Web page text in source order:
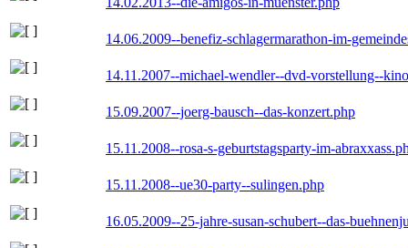
14.06.2009--benefiz-schlagermarathon-im-
14.11.2007--michael-wendler--dvd-vorstellung--
15.09.2007--joerg-bausch--das-konzert.php
15.11.2008--rosa-s-geburtstagsparty-im-
15.11.2008--ue30-party--sulingen.php
16.05.2009--25-jahre-susan-schubert--das-